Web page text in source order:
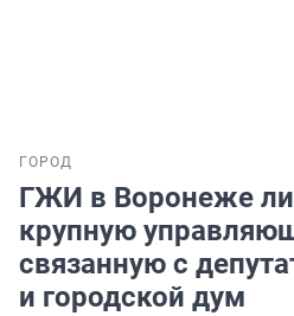
ГОРОД
ГЖИ в Воронеже
крупную
связанную с
и городской дум